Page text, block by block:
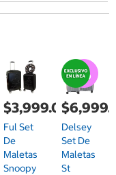
$3,999.00
Ful Set
De
Maletas
Snoopy
Delsey
Set De
Maletas
St